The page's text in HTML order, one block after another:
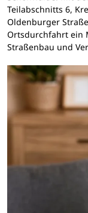
Teilabschnitts 6,
Oldenburger
Ortsdurchfahrt ein
Straßenbau und